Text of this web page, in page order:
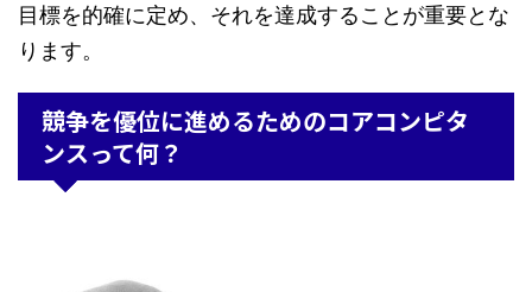
目標を的確に定め、それを達成することが重要とな
ります。
競争を優位に進めるためのコアコンピタ
ンスって何？